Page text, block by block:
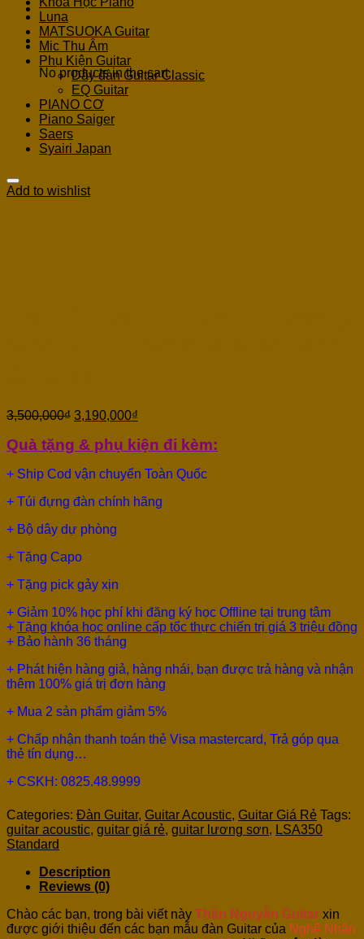
Cart
No products in the cart.
Luna
MATSUOKA Guitar
Mic Thu Âm
Phụ Kiện Guitar
Dây đàn Guitar Classic
EQ Guitar
PIANO CƠ
Piano Saiger
Saers
Syairi Japan
Add to wishlist
3,500,000₫ 3,190,000₫
Quà tặng & phụ kiện đi kèm:
+ Ship Cod vận chuyển Toàn Quốc
+ Túi đựng đàn chính hãng
+ Bộ dây dự phòng
+ Tặng Capo
+ Tặng pick gảy xịn
+ Giảm 10% học phí khi đăng ký học Offline tại trung tâm
+ Tặng khóa học online cấp tốc thực chiến trị giá 3 triệu đồng
+ Bảo hành 36 tháng
+ Phát hiện hàng giả, hàng nhái, bạn được trả hàng và nhận
thêm 100% giá trị đơn hàng
+ Mua 2 sản phẩm giảm 5%
+ Chấp nhận thanh toán thẻ Visa mastercard, Trả góp qua
thẻ tín dụng…
+ CSKH: 0825.48.9999
Categories: Đàn Guitar, Guitar Acoustic, Guitar Giá Rẻ Tags:
guitar acoustic, guitar giá rẻ, guitar lương sơn, LSA350
Standard
Description
Reviews (0)
Chào các bạn, trong bài viết này Thân Nguyễn Guitar xin
được giới thiệu đến các bạn mẫu đàn Guitar của Nghệ Nhân